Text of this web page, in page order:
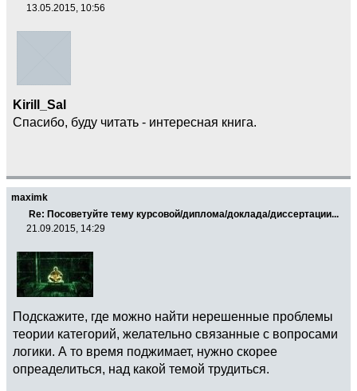
13.05.2015, 10:56
Kirill_Sal
Спасибо, буду читать - интересная книга.
maximk
Re: Посоветуйте тему курсовой/диплома/доклада/диссертации...
21.09.2015, 14:29
Подскажите, где можно найти нерешенные проблемы
теории категорий, желательно связанные с вопросами
логики. А то время поджимает, нужно скорее
опреaделиться, над какой темой трудиться.